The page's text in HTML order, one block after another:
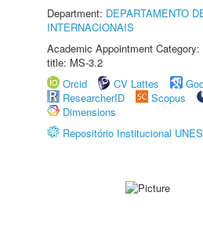
Department: DEPARTAMENTO
INTERNACIONAIS
Academic Appointment
title: MS-3.2
Orcid
CV Lattes
ResearcherID
Scopus
Dimensions
Repositório Institucional